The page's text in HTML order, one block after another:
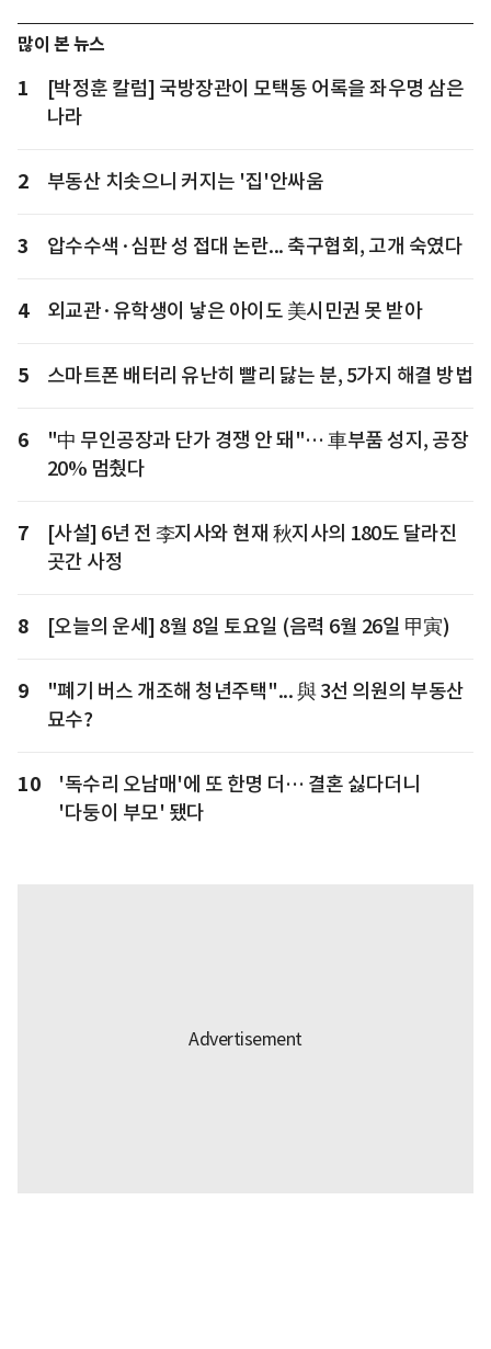
많이 본 뉴스
1
[박정훈 칼럼] 국방장관이 모택동 어록을 좌우명 삼은
나라
2 부동산 치솟으니 커지는 '집'안싸움
3 압수수색·심판 성 접대 논란... 축구협회, 고개 숙였다
4 외교관·유학생이 낳은 아이도 美시민권 못 받아
5 스마트폰 배터리 유난히 빨리 닳는 분, 5가지 해결 방법
6
"中 무인공장과 단가 경쟁 안 돼"… 車부품 성지, 공장
20% 멈췄다
7
[사설] 6년 전 李지사와 현재 秋지사의 180도 달라진
곳간 사정
8 [오늘의 운세] 8월 8일 토요일 (음력 6월 26일 甲寅)
9
"폐기 버스 개조해 청년주택"... 與 3선 의원의 부동산
묘수?
10
'독수리 오남매'에 또 한명 더… 결혼 싫다더니
'다둥이 부모' 됐다